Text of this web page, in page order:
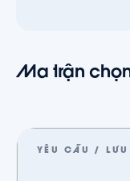
Ma trận
YÊU CẦU / LƯU